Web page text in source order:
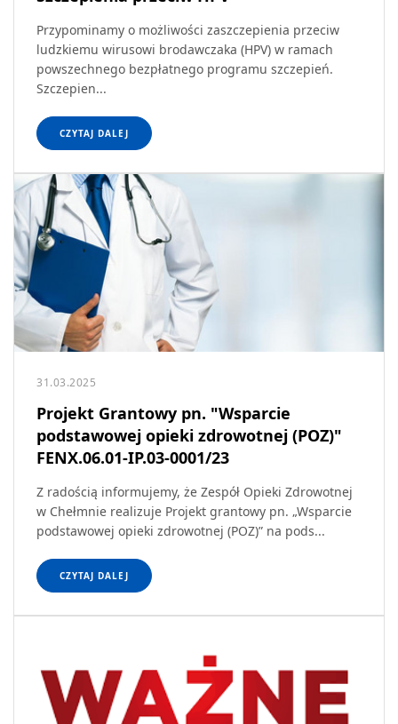
Przypominamy o możliwości zaszczepienia przeciw
ludzkiemu wirusowi brodawczaka (HPV) w ramach
powszechnego bezpłatnego programu szczepień.
Szczepien...
CZYTAJ DALEJ
31.03.2025
Projekt Grantowy pn. "Wsparcie
podstawowej opieki zdrowotnej (POZ)"
FENX.06.01-IP.03-0001/23
Z radością informujemy, że Zespół Opieki Zdrowotnej
w Chełmnie realizuje Projekt grantowy pn. „Wsparcie
podstawowej opieki zdrowotnej (POZ)” na pods...
CZYTAJ DALEJ